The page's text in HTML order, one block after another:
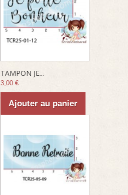
TAMPON JE...
3,00 €
Ajouter au panier